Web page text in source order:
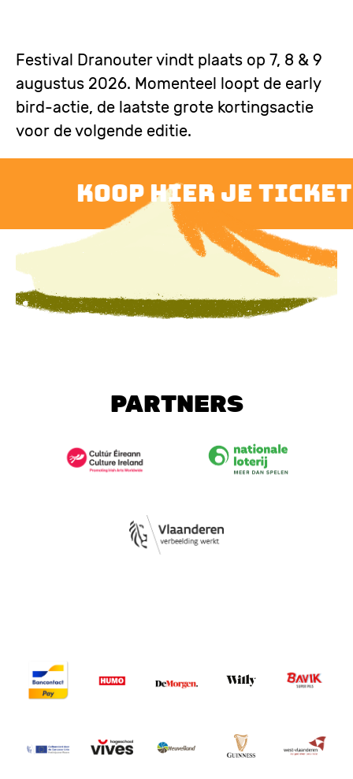
Festival Dranouter vindt plaats op 7, 8 & 9
augustus 2026. Momenteel loopt de early
bird-actie, de laatste grote kortingsactie
voor de volgende editie.
koop hier je ticket
PARTNERS
Image Image
Image
Image
Image Image Image Image
Image Image Image Image Image